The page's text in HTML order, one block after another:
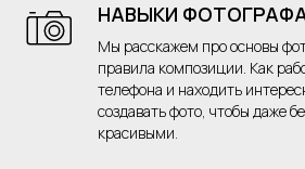
НАВЫКИ
Мы расскажем про основы
правила композиции. Как
телефона и находить
создавать фото, чтобы даже
красивыми.